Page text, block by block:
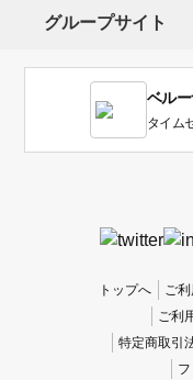
い
グループサイト
ベル
タイム
トップへ ご
ご利
特定商取引